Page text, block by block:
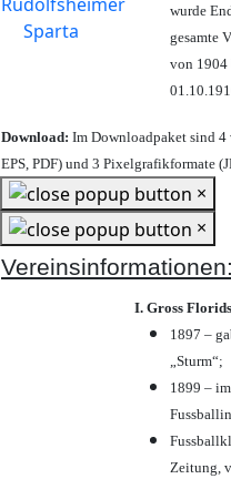
wurde
gesamte
von 1904
Download: Im Downloadpaket sind
EPS, PDF) und 3 Pixelgrafikformate
×
×
Vereinsinformationen:
I. Gross
1897 –
„Sturm“;
1899 –
Zeitung,